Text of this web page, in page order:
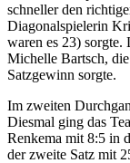
schneller den
Diagonalspielerin
waren es 23) sorgte.
Michelle Bartsch,
Satzgewinn sorgte.
Im zweiten
Diesmal ging das
Renkema mit 8:5 in
der zweite Satz mit